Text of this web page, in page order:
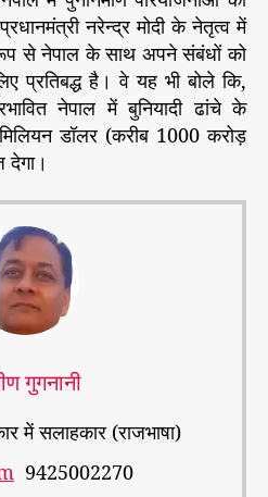
नरेन्द्र मोदी के नेतृत्व में
से नेपाल के साथ अपने संबंधों को
प्रतिबद्ध है। वे यह भी बोले कि,
नेपाल में बुनियादी ढांचे के
मिलियन डॉलर (करीब 1000 करोड़
देगा।
गुगनानी
में सलाहकार (राजभाषा)
9425002270